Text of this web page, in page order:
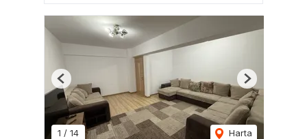
1 / 14 Harta
Previous Next